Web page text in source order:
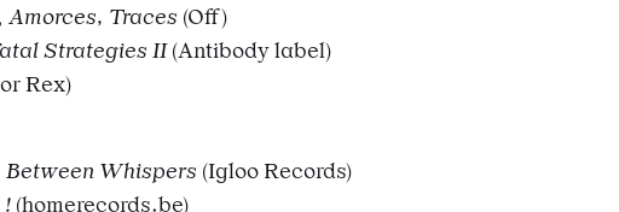
, Amorces, Traces (Off)
Strategies II(Antibody label)
Rex)
Between Whispers (Igloo Records)
! (homerecords.be)